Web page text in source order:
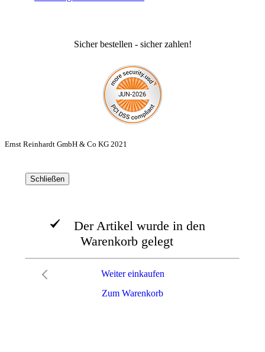
Sicher bestellen - sicher zahlen!
Ernst Reinhardt GmbH & Co KG 2021
Schließen
Der Artikel wurde in den
Warenkorb gelegt
Zum Warenkorb
Weiter einkaufen